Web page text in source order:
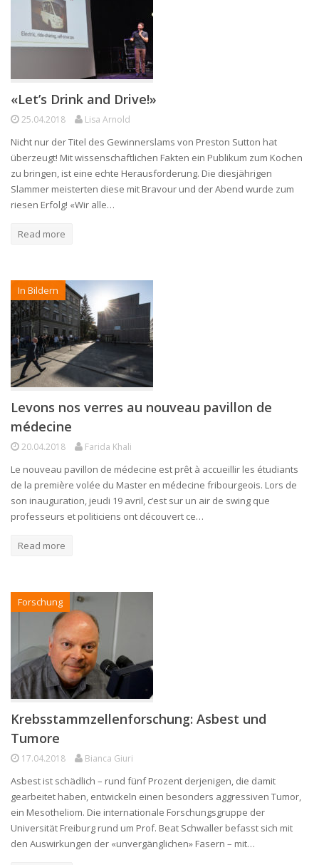
«Let’s Drink and Drive!»
25.04.2018 Lisa Arnold
Nicht nur der Titel des Gewinnerslams von Preston Sutton hat
überzeugt! Mit wissenschaftlichen Fakten ein Publikum zum Kochen
zu bringen, ist eine echte Herausforderung. Die diesjährigen
Slammer meisterten diese mit Bravour und der Abend wurde zum
riesen Erfolg! «Wir alle…
Read more
In Bildern
Levons nos verres au nouveau pavillon de
médecine
20.04.2018 Farida Khali
Le nouveau pavillon de médecine est prêt à accueillir les étudiants
de la première volée du Master en médecine fribourgeois. Lors de
son inauguration, jeudi 19 avril, c’est sur un air de swing que
professeurs et politiciens ont découvert ce…
Read more
Forschung
Krebsstammzellenforschung: Asbest und
Tumore
17.04.2018 Bianca Giuri
Asbest ist schädlich – rund fünf Prozent derjenigen, die damit
gearbeitet haben, entwickeln einen besonders aggressiven Tumor,
ein Mesotheliom. Die internationale Forschungsgruppe der
Universität Freiburg rund um Prof. Beat Schwaller befasst sich mit
den Auswirkungen der «unvergänglichen» Fasern – mit…